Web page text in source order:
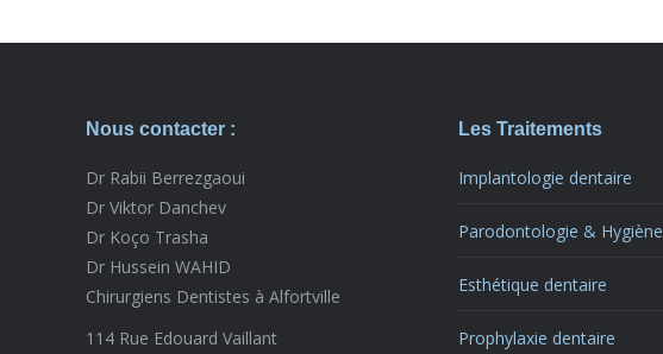
Nous contacter :
Dr Rabii Berrezgaoui
Dr Viktor Danchev
Dr Koço Trasha
Dr Hussein WAHID
Chirurgiens Dentistes à Alfortville
114 Rue Edouard Vaillant
Les Traitements
Implantologie dentaire
Parodontologie & Hygiène
Esthétique dentaire
Prophylaxie dentaire